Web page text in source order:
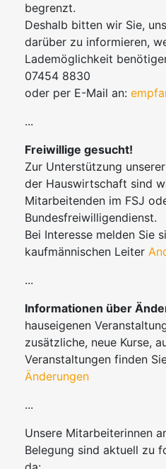
begrenzt.
Deshalb bitten wir Sie,
darüber zu informieren,
Lademöglichkeit
07454 8830
oder per E-Mail an:
...
Freiwillige gesucht!
Zur Unterstützung
der Hauswirtschaft sind
Mitarbeitenden im FSJ
Bundesfreiwilligendienst.
Bei Interesse melden Sie
kaufmännischen Leiter
...
Informationen über
hauseigenen
zusätzliche, neue Kurse,
Veranstaltungen finden
Änderungen
...
Unsere Mitarbeiterinnen
Belegung sind aktuell zu